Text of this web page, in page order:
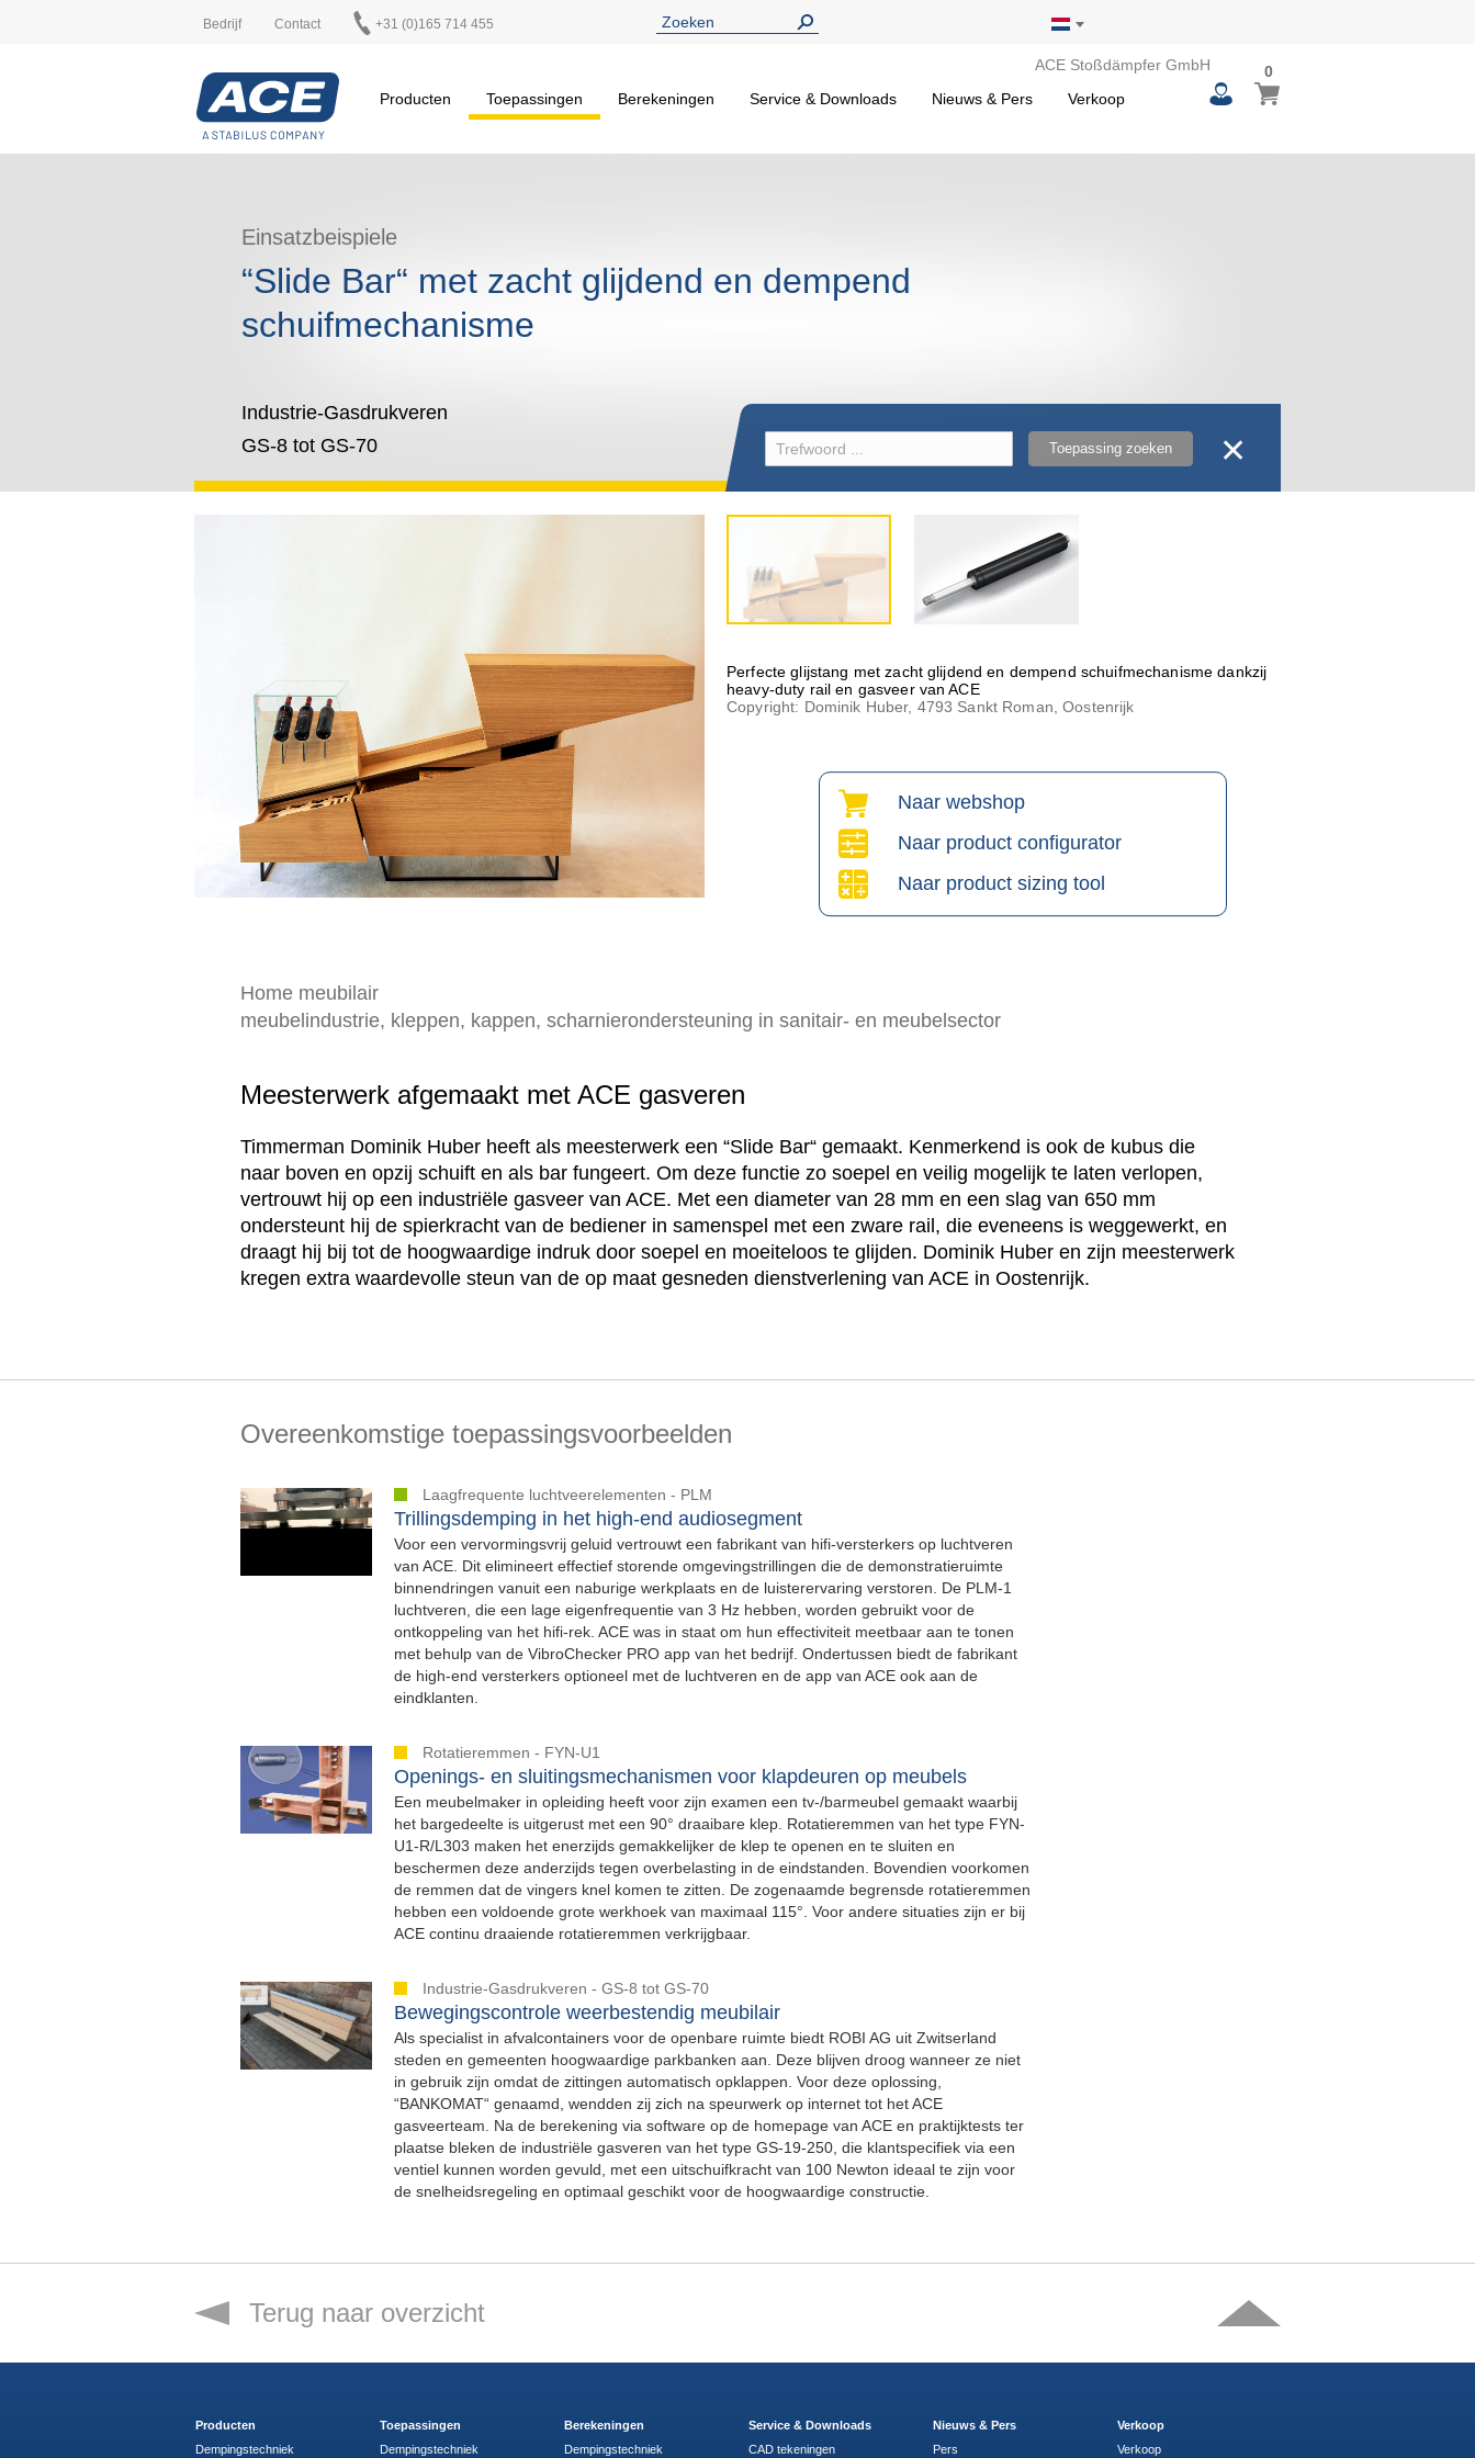
Bedrijf Contact +31 (0)165 714 455
ACE Stoßdämpfer GmbH
Producten
Toepassingen Berekeningen Service & Downloads Nieuws & Pers Verkoop
Winkelwagen
00
items
Einsatzbeispiele
“Slide Bar“ met zacht glijdend en dempend
schuifmechanisme
Industrie-Gasdrukveren
GS-8 tot GS-70
Toepassing zoeken ✕
Perfecte glijstang met zacht glijdend en dempend schuifmechanisme dankzij
heavy-duty rail en gasveer van ACE
Copyright: Dominik Huber, 4793 Sankt Roman, Oostenrijk
Naar webshop
Naar product configurator
Naar product sizing tool
Home meubilair
meubelindustrie, kleppen, kappen, scharnierondersteuning in sanitair- en meubelsector
Meesterwerk afgemaakt met ACE gasveren
Timmerman Dominik Huber heeft als meesterwerk een “Slide Bar“ gemaakt. Kenmerkend is ook de kubus die
naar boven en opzij schuift en als bar fungeert. Om deze functie zo soepel en veilig mogelijk te laten verlopen,
vertrouwt hij op een industriële gasveer van ACE. Met een diameter van 28 mm en een slag van 650 mm
ondersteunt hij de spierkracht van de bediener in samenspel met een zware rail, die eveneens is weggewerkt, en
draagt hij bij tot de hoogwaardige indruk door soepel en moeiteloos te glijden. Dominik Huber en zijn meesterwerk
kregen extra waardevolle steun van de op maat gesneden dienstverlening van ACE in Oostenrijk.
Overeenkomstige toepassingsvoorbeelden
Laagfrequente luchtveerelementen - PLM
Trillingsdemping in het high-end audiosegment
Voor een vervormingsvrij geluid vertrouwt een fabrikant van hifi-versterkers op luchtveren
van ACE. Dit elimineert effectief storende omgevingstrillingen die de demonstratieruimte
binnendringen vanuit een naburige werkplaats en de luisterervaring verstoren. De PLM-1
luchtveren, die een lage eigenfrequentie van 3 Hz hebben, worden gebruikt voor de
ontkoppeling van het hifi-rek. ACE was in staat om hun effectiviteit meetbaar aan te tonen
met behulp van de VibroChecker PRO app van het bedrijf. Ondertussen biedt de fabrikant
de high-end versterkers optioneel met de luchtveren en de app van ACE ook aan de
eindklanten.
Rotatieremmen - FYN-U1
Openings- en sluitingsmechanismen voor klapdeuren op meubels
Een meubelmaker in opleiding heeft voor zijn examen een tv-/barmeubel gemaakt waarbij
het bargedeelte is uitgerust met een 90° draaibare klep. Rotatieremmen van het type FYN-
U1-R/L303 maken het enerzijds gemakkelijker de klep te openen en te sluiten en
beschermen deze anderzijds tegen overbelasting in de eindstanden. Bovendien voorkomen
de remmen dat de vingers knel komen te zitten. De zogenaamde begrensde rotatieremmen
hebben een voldoende grote werkhoek van maximaal 115°. Voor andere situaties zijn er bij
ACE continu draaiende rotatieremmen verkrijgbaar.
Industrie-Gasdrukveren - GS-8 tot GS-70
Bewegingscontrole weerbestendig meubilair
Als specialist in afvalcontainers voor de openbare ruimte biedt ROBI AG uit Zwitserland
steden en gemeenten hoogwaardige parkbanken aan. Deze blijven droog wanneer ze niet
in gebruik zijn omdat de zittingen automatisch opklappen. Voor deze oplossing,
“BANKOMAT“ genaamd, wendden zij zich na speurwerk op internet tot het ACE
gasveerteam. Na de berekening via software op de homepage van ACE en praktijktests ter
plaatse bleken de industriële gasveren van het type GS-19-250, die klantspecifiek via een
ventiel kunnen worden gevuld, met een uitschuifkracht van 100 Newton ideaal te zijn voor
de snelheidsregeling en optimaal geschikt voor de hoogwaardige constructie.
Terug naar overzicht
Producten
Dempingstechniek
Toepassingen
Dempingstechniek
Berekeningen
Dempingstechniek
Service & Downloads
CAD tekeningen
Nieuws & Pers
Pers
Verkoop
Verkoop